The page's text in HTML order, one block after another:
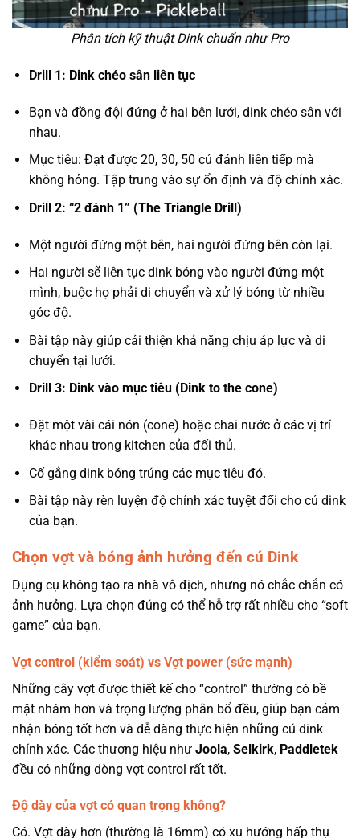
Phân tích kỹ thuật Dink chuẩn như Pro
Drill 1: Dink chéo sân liên tục
Bạn và đồng đội đứng ở hai bên lưới, dink chéo sân với
nhau.
Mục tiêu: Đạt được 20, 30, 50 cú đánh liên tiếp mà
không hỏng. Tập trung vào sự ổn định và độ chính xác.
Drill 2: “2 đánh 1” (The Triangle Drill)
Một người đứng một bên, hai người đứng bên còn lại.
Hai người sẽ liên tục dink bóng vào người đứng một
mình, buộc họ phải di chuyển và xử lý bóng từ nhiều
góc độ.
Bài tập này giúp cải thiện khả năng chịu áp lực và di
chuyển tại lưới.
Drill 3: Dink vào mục tiêu (Dink to the cone)
Đặt một vài cái nón (cone) hoặc chai nước ở các vị trí
khác nhau trong kitchen của đối thủ.
Cố gắng dink bóng trúng các mục tiêu đó.
Bài tập này rèn luyện độ chính xác tuyệt đối cho cú dink
của bạn.
Chọn vợt và bóng ảnh hưởng đến cú Dink
Dụng cụ không tạo ra nhà vô địch, nhưng nó chắc chắn có
ảnh hưởng. Lựa chọn đúng có thể hỗ trợ rất nhiều cho “soft
game” của bạn.
Vợt control (kiểm soát) vs Vợt power (sức mạnh)
Những cây vợt được thiết kế cho “control” thường có bề
mặt nhám hơn và trọng lượng phân bổ đều, giúp bạn cảm
nhận bóng tốt hơn và dễ dàng thực hiện những cú dink
chính xác. Các thương hiệu như Joola, Selkirk, Paddletek
đều có những dòng vợt control rất tốt.
Độ dày của vợt có quan trọng không?
Có. Vợt dày hơn (thường là 16mm) có xu hướng hấp thụ